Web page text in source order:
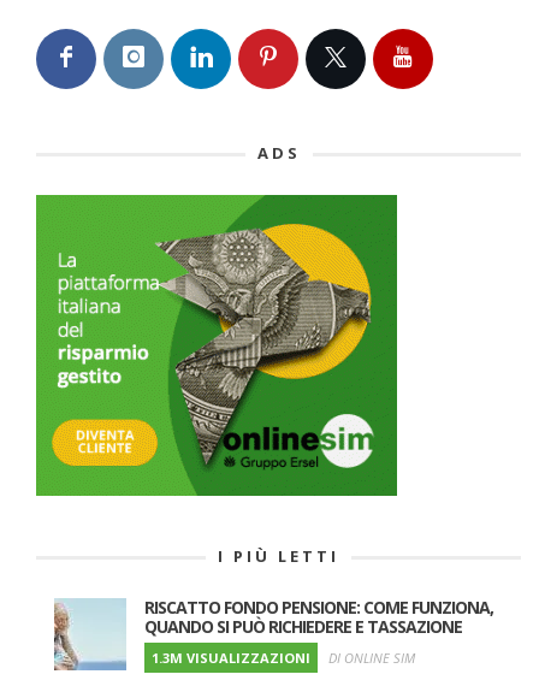
ADS
I PIÙ LETTI
RISCATTO FONDO PENSIONE: COME FUNZIONA,
QUANDO SI PUÒ RICHIEDERE E TASSAZIONE
1.3M VISUALIZZAZIONI DI ONLINE SIM